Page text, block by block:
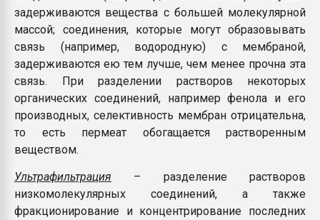
задерживаются вещества с большей молекулярной
массой; соединения, которые могут образовывать
связь (например, водородную) с мембраной,
задерживаются ею тем лучше, чем менее прочна эта
связь. При разделении растворов некоторых
органических соединений, например фенола и его
производных, селективность мембран отрицательна,
то есть пермеат обогащается растворенным
веществом.
Ультрафильтрация – разделение растворов
низкомолекулярных соединений, а также
фракционирование и концентрирование последних